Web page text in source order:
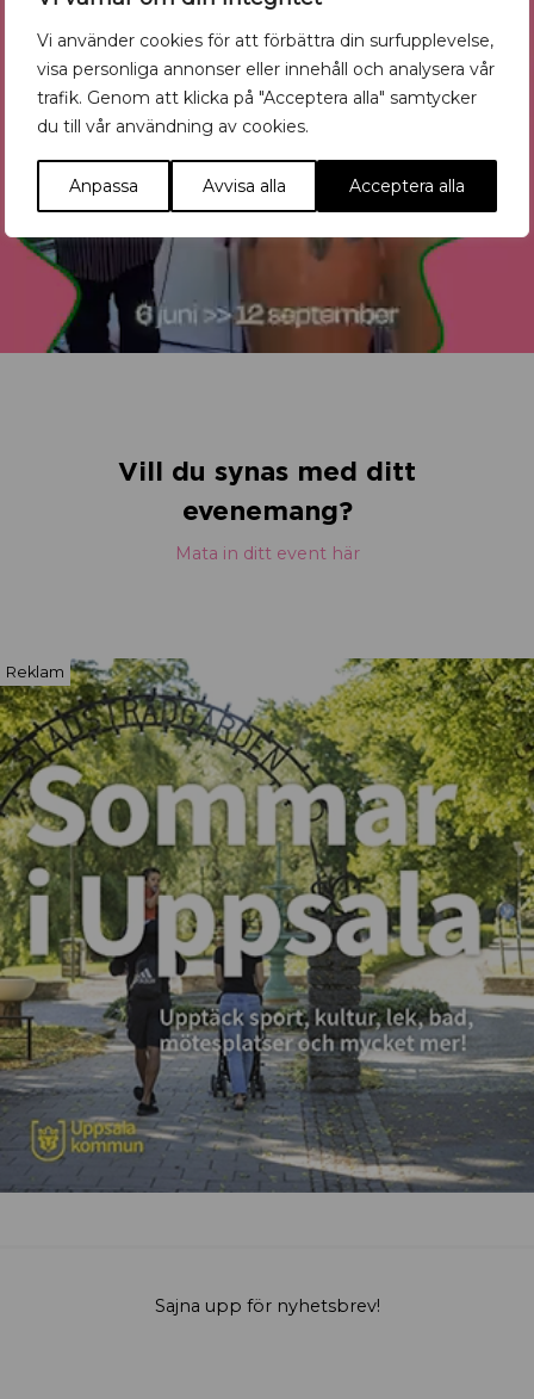
Vi använder cookies för att förbättra din surfupplevelse,
visa personliga annonser eller innehåll och analysera vår
trafik. Genom att klicka på "Acceptera alla" samtycker
du till vår användning av cookies.
Anpassa Avvisa alla Acceptera alla
Vill du synas med ditt
evenemang?
Mata in ditt event här
Reklam
Sajna upp för nyhetsbrev!